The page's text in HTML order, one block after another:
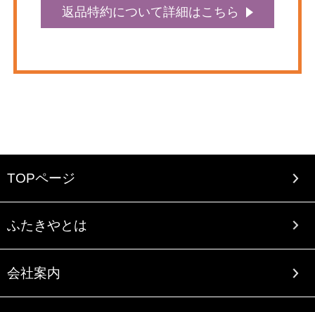
返品特約について詳細はこちら
TOPページ
ふたきやとは
会社案内